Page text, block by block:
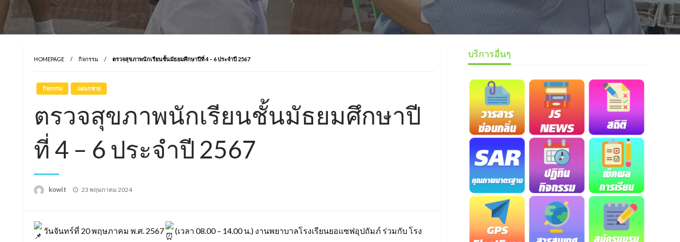
HOMEPAGE กิจกรรม ตรวจสุขภาพนักเรียนชั้นมัธยมศึกษาปีที่ 4 – 6 ประจำปี 2567
กิจกรรม แผนกชาย
ตรวจสุขภาพนักเรียนชั้นมัธยมศึกษาปี
ที่ 4 – 6 ประจำปี 2567
kowit
Posted
23 พฤษภาคม 2024
วันจันทร์ที่ 20 พฤษภาคม พ.ศ. 2567 (เวลา 08.00 – 14.00 น.) งานพยาบาลโรงเรียนยอแซฟอุปถัมภ์ ร่วมกับ โรง
บริการอื่นๆ